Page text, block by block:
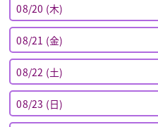
08/20 (木)
08/21 (金)
08/22 (土)
08/23 (日)